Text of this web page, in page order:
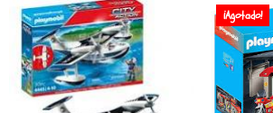
¡Agotado!